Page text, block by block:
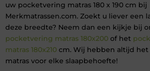
uw pocketvering matras 180 x 190 cm bij
Merkmatrassen.com. Zoekt u liever een
deze breedte? Neem dan een kijkje bij
pocketvering matras 180x200of het
matras 180x210cm. Wij hebben altijd het
matras voor elke slaapbehoefte!